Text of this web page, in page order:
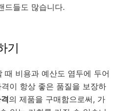
드들도 많습니다.
기
때 비용과 예산도 염두에 두어
이 항상 좋은 품질을 보장하
의 제품을 구매함으로써, 가